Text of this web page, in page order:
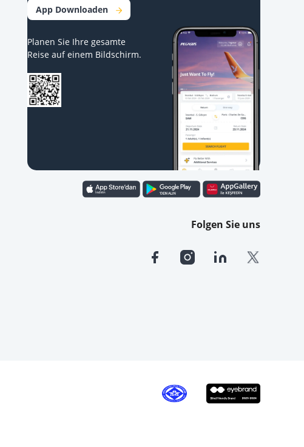
App Downloaden
Planen Sie Ihre gesamte
Reise auf einem Bildschirm.
Folgen Sie uns